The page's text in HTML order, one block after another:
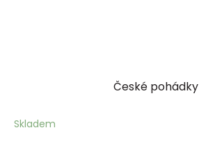
České pohádky
Skladem